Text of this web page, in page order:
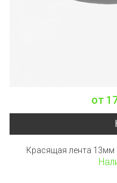
от
Красящая лента 13мм